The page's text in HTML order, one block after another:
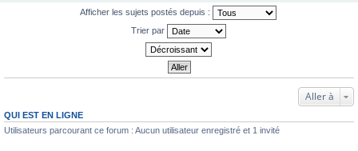
Afficher les sujets postés depuis :
Trier par
Aller à
QUI EST EN LIGNE
Utilisateurs parcourant ce forum : Aucun utilisateur enregistré et 1 invité